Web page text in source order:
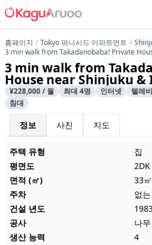
홈페이지 Tokyo 퍼니시드 아파트먼트
3 min walk from Takadanobaba! Private
3 min walk from
House near Shinjuku
¥228,000 / 월 최대 4명 인터넷 텔레
침대
정보 사진 지도
주택 유형
집
평면도
2DK
면적 (㎡)
33㎡
주차
없는
건설 년도
공사
나무
생산 능력
4